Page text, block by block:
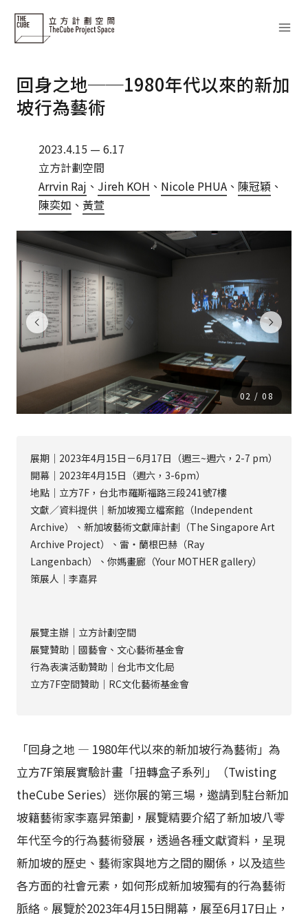
Skip
content
回身之地──1980年代以來的新加
坡行為藝術
2023.4.15 — 6.17
立方計劃空間
Arrvin Raj 、 Jireh KOH 、 Nicole PHUA 、 陳冠穎 、
陳奕如 、 黃萱
02 /08
「回身之地 — 1980年代以來的新加坡行為藝術」為
立方7F策展實驗計畫「扭轉盒子系列」（Twisting
theCube Series）迷你展的第三場，邀請到駐台新加
坡籍藝術家李嘉昇策劃，展覽精要介紹了新加坡八零
年代至今的行為藝術發展，透過各種文獻資料，呈現
新加坡的歷史、藝術家與地方之間的關係，以及這些
各方面的社會元素，如何形成新加坡獨有的行為藝術
脈絡。展覽於2023年4月15日開幕，展至6月17日止，
展期｜2023年4月15日－6月17日（週三~週六，2-7 pm）
開幕｜2023年4月15日（週六，3-6pm）
地點｜立方7F，台北市羅斯福路三段241號7樓
文獻／資料提供｜新加坡獨立檔案館（Independent
Archive）、新加坡藝術文獻庫計劃（The Singapore Art
Archive Project）、雷・蘭根巴赫（Ray
Langenbach）、你媽畫廊（Your MOTHER gallery）
策展人｜李嘉昇
展覽主辦｜立方計劃空間
展覽贊助｜國藝會、文心藝術基金會
行為表演活動贊助｜台北市文化局
立方7F空間贊助｜RC文化藝術基金會